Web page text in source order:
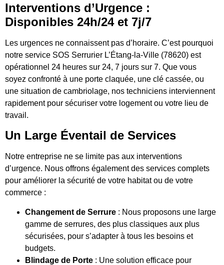
Interventions d’Urgence :
Disponibles 24h/24 et 7j/7
Les urgences ne connaissent pas d’horaire. C’est pourquoi
notre service SOS Serrurier L’Étang-la-Ville (78620) est
opérationnel 24 heures sur 24, 7 jours sur 7. Que vous
soyez confronté à une porte claquée, une clé cassée, ou
une situation de cambriolage, nos techniciens interviennent
rapidement pour sécuriser votre logement ou votre lieu de
travail.
Un Large Éventail de Services
Notre entreprise ne se limite pas aux interventions
d’urgence. Nous offrons également des services complets
pour améliorer la sécurité de votre habitat ou de votre
commerce :
Changement de Serrure : Nous proposons une large
gamme de serrures, des plus classiques aux plus
sécurisées, pour s’adapter à tous les besoins et
budgets.
Blindage de Porte : Une solution efficace pour